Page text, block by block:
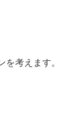
考えます。